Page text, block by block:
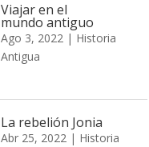
Viajar en el
mundo antiguo
Ago 3, 2022 | Historia
Antigua
La rebelión Jonia
Abr 25, 2022 | Historia